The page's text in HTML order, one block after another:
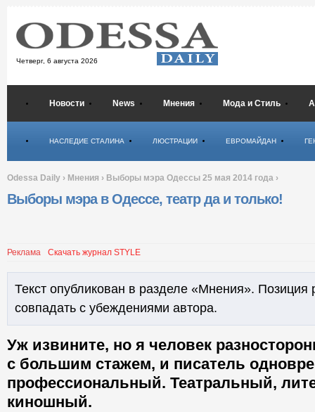
Четверг, 6 августа 2026
Новости News Мнения Мода и Стиль
НАСЛЕДИЕ СТАЛИНА ЛЮСТРАЦИИ ЕВРОМАЙДАН
Odessa Daily › Мнения › Выборы мэра Одессы 25 мая 2014 года ›
Выборы мэра в Одессе, театр да и только!
Реклама Скачать журнал STYLE
Текст опубликован в разделе «Мнения». Позиция
совпадать с убеждениями автора.
Уж извините, но я человек
с большим стажем, и писатель
профессиональный. Театральный,
киношный.